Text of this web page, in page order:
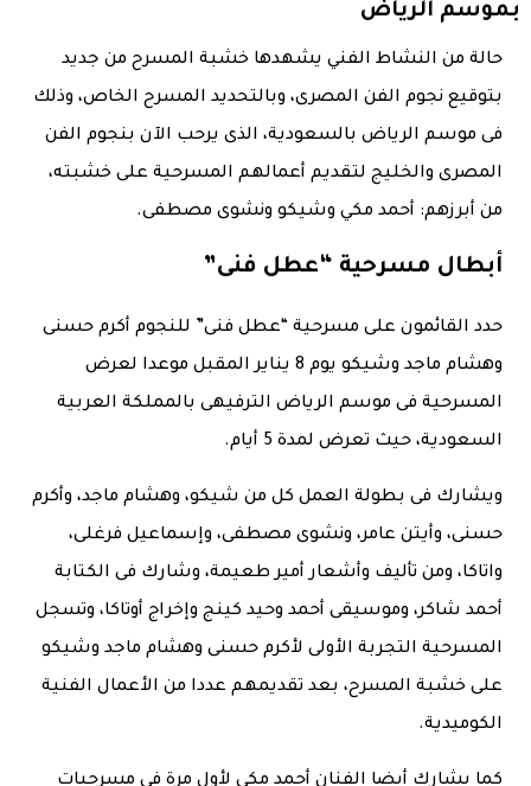
بموسم الرياض
حالة من النشاط الفني يشهدها خشبة المسرح من جديد
بتوقيع نجوم الفن المصرى، وبالتحديد المسرح الخاص، وذلك
فى موسم الرياض بالسعودية، الذى يرحب الآن بنجوم الفن
المصرى والخليج لتقديم أعمالهم المسرحية على خشبته،
من أبرزهم: أحمد مكي وشيكو ونشوى مصطفى.
أبطال مسرحية “عطل فنى”
حدد القائمون على مسرحية “عطل فنى” للنجوم أكرم حسنى
وهشام ماجد وشيكو يوم 8 يناير المقبل موعدا لعرض
المسرحية فى موسم الرياض الترفيهى بالمملكة العربية
السعودية، حيث تعرض لمدة 5 أيام.
ويشارك فى بطولة العمل كل من شيكو، وهشام ماجد، وأكرم
حسنى، وأيتن عامر، ونشوى مصطفى، وإسماعيل فرغلى،
واتاكا، ومن تأليف وأشعار أمير طعيمة، وشارك فى الكتابة
أحمد شاكر، وموسيقى أحمد وحيد كينج وإخراج أوتاكا، وتسجل
المسرحية التجربة الأولى لأكرم حسنى وهشام ماجد وشيكو
على خشبة المسرح، بعد تقديمهم عددا من الأعمال الفنية
الكوميدية.
كما يشارك أيضا الفنان أحمد مكى لأول مرة فى مسرحيات